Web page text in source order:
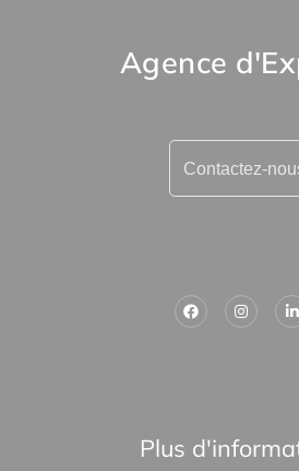
Agence
Contactez-
Plus